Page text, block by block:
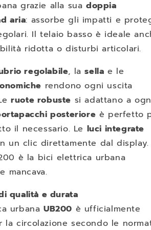
grazie alla suadoppia
aria: assorbe gli impatti e
Il telaio basso è ideale
ridotta o disturbi articolari.
regolabile, lasella e le
rendono ogni uscita
ruote robuste si adattano a
posteriore è perfetto
il necessario. Le luci integrate
un clic direttamente dal display.
è la bici elettrica urbana
mancava.
qualità e durata
urbanaUB200 è ufficialmente
la circolazione secondo le